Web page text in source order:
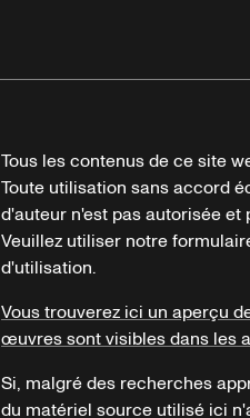
Tous les contenus de ce site
Toute utilisation sans accord
d'auteur n'est pas autorisée
Veuillez utiliser notre
d'utilisation.
Vous trouverez ici un aperçu
œuvres sont visibles dans les
Si, malgré des recherches
du matériel source utilisé ici